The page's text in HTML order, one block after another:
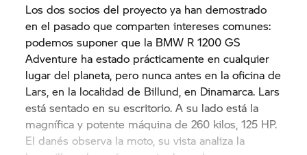
Los dos socios del proyecto ya han demostrado
en el pasado que comparten intereses comunes:
podemos suponer que la BMW R 1200 GS
Adventure ha estado prácticamente en cualquier
lugar del planeta, pero nunca antes en la oficina de
Lars, en la localidad de Billund, en Dinamarca. Lars
está sentado en su escritorio. A su lado está la
magnífica y potente máquina de 260 kilos, 125 HP.
El danés observa la moto, su vista analiza la